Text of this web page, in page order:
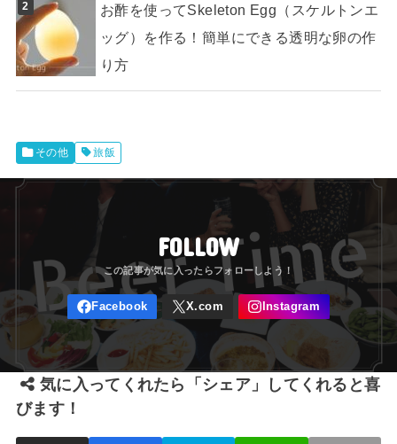
お酢を使ってSkeleton Egg（スケルトンエ
ッグ）を作る！簡単にできる透明な卵の作
り方
その他 旅飯
FOLLOW
気に入ってくれたら「シェア」してくれると喜
びます！